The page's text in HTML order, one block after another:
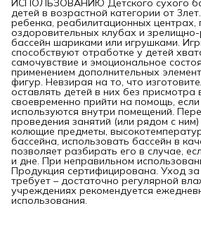
ИСПОЛЬЗОВАНИЮ Детского сухого
детей в возрастной категории от
ребенка, реабилитационных
оздоровительных клубах и
бассейн шариками или игрушками.
способствуют отработке у детей
самочувствие и эмоциональное
применением дополнительных
фигур. Невзирая на то, что
оставлять детей в них без
своевременно прийти на помощь,
используются внутри помещений.
проведения занятий (или рядом с
колющие предметы,
бассейна, использовать бассейн в
позволяет разбирать его в случае,
и дне. При неправильном
Продукция сертифицирована. Уход
требует – достаточно регулярной
учреждениях рекомендуется
использования.